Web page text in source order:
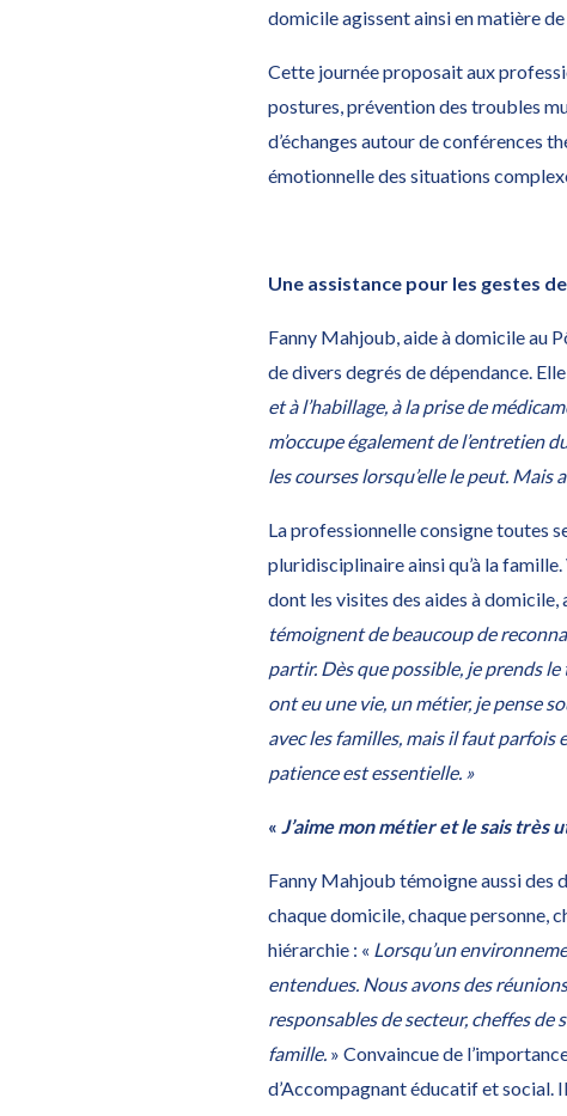
domicile agissent ainsi en matière
Cette journée proposait aux
postures, prévention des troubles
d’échanges autour de conférences
émotionnelle des situations
Une assistance pour les gestes
Fanny Mahjoub, aide à domicile au
de divers degrés de dépendance.
et à l’habillage, à la prise de
m’occupe également de l’entretien
les courses lorsqu’elle le peut. Mais
La professionnelle consigne toutes
pluridisciplinaire ainsi qu’à la
dont les visites des aides à
témoignent de beaucoup de
partir. Dès que possible, je prends
ont eu une vie, un métier, je pense
avec les familles, mais il faut
patience est essentielle. »
« J’aime mon métier et le sais très
Fanny Mahjoub témoigne aussi des
chaque domicile, chaque personne,
hiérarchie : « Lorsqu’un
entendues. Nous avons des
responsables de secteur, cheffes
famille. » Convaincue de
d’Accompagnant éducatif et social.